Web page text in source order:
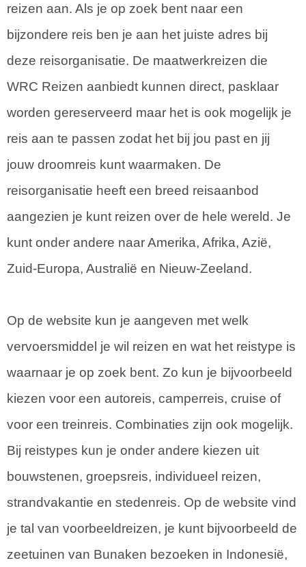
reizen aan. Als je op zoek bent naar een
bijzondere reis ben je aan het juiste adres bij
deze reisorganisatie. De maatwerkreizen die
WRC Reizen aanbiedt kunnen direct, pasklaar
worden gereserveerd maar het is ook mogelijk je
reis aan te passen zodat het bij jou past en jij
jouw droomreis kunt waarmaken. De
reisorganisatie heeft een breed reisaanbod
aangezien je kunt reizen over de hele wereld. Je
kunt onder andere naar Amerika, Afrika, Azië,
Zuid-Europa, Australië en Nieuw-Zeeland.
Op de website kun je aangeven met welk
vervoersmiddel je wil reizen en wat het reistype is
waarnaar je op zoek bent. Zo kun je bijvoorbeeld
kiezen voor een autoreis, camperreis, cruise of
voor een treinreis. Combinaties zijn ook mogelijk.
Bij reistypes kun je onder andere kiezen uit
bouwstenen, groepsreis, individueel reizen,
strandvakantie en stedenreis. Op de website vind
je tal van voorbeeldreizen, je kunt bijvoorbeeld de
zeetuinen van Bunaken bezoeken in Indonesië,